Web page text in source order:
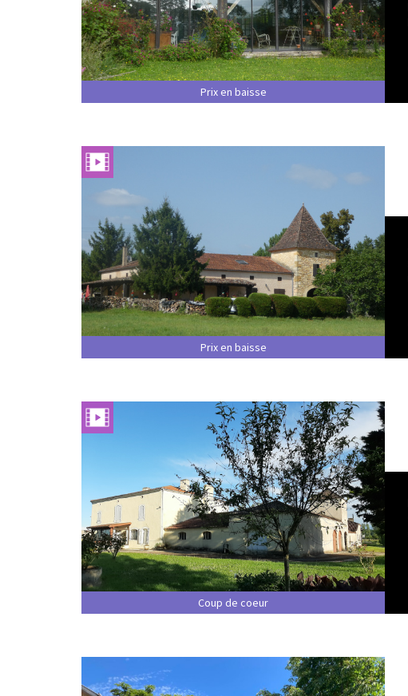
Prix en baisse
Prix en baisse
Coup de coeur